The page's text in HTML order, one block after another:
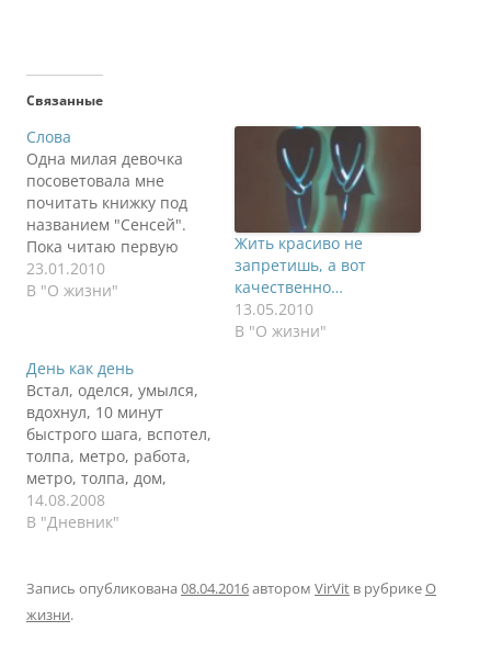
Связанные
Слова
Одна милая девочка
посоветовала мне
почитать книжку под
названием "Сенсей".
Пока читаю первую
книгу и то немного
осилил из-за нехватки
головы в духовное
начало. Основная
мысль это
необходимость
развития собственного
мира, духовного
начала, которое
управляет всем
желания тоже.…
23.01.2010
В "О жизни"
Жить красиво не
запретишь, а вот
качественно…
13.05.2010
В "О жизни"
День как день
Встал, оделся, умылся,
вдохнул, 10 минут
быстрого шага, вспотел,
толпа, метро, работа,
метро, толпа, дом,
выдохнул, халат,
тапочки, большая
который позволяет
передать другому
14.08.2008
В "Дневник"
Запись опубликована 08.04.2016автором VirVit в рубрикеО
жизни.